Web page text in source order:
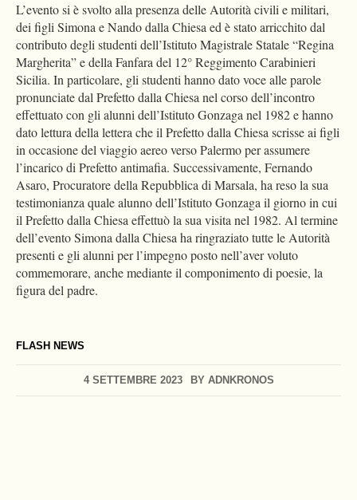
FLASH NEWS
4 SETTEMBRE 2023 BY ADNKRONOS
L’evento si è svolto alla presenza delle Autorità civili e militari,
dei figli Simona e Nando dalla Chiesa ed è stato arricchito dal
contributo degli studenti dell’Istituto Magistrale Statale “Regina
Margherita” e della Fanfara del 12° Reggimento Carabinieri
Sicilia. In particolare, gli studenti hanno dato voce alle parole
pronunciate dal Prefetto dalla Chiesa nel corso dell’incontro
effettuato con gli alunni dell’Istituto Gonzaga nel 1982 e hanno
dato lettura della lettera che il Prefetto dalla Chiesa scrisse ai figli
in occasione del viaggio aereo verso Palermo per assumere
l’incarico di Prefetto antimafia. Successivamente, Fernando
Asaro, Procuratore della Repubblica di Marsala, ha reso la sua
testimonianza quale alunno dell’Istituto Gonzaga il giorno in cui
il Prefetto dalla Chiesa effettuò la sua visita nel 1982. Al termine
dell’evento Simona dalla Chiesa ha ringraziato tutte le Autorità
presenti e gli alunni per l’impegno posto nell’aver voluto
commemorare, anche mediante il componimento di poesie, la
figura del padre.